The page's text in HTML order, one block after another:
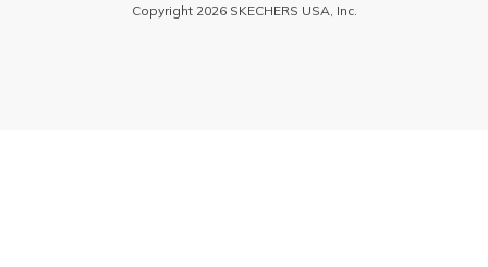
Copyright 2026 SKECHERS USA, Inc.